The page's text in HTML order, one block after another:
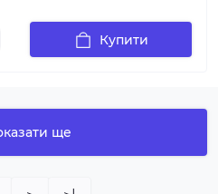
Купити
ще